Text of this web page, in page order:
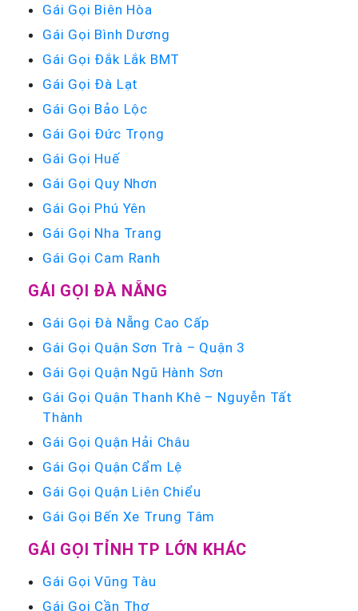
Gái Gọi Biên Hòa
Gái Gọi Bình Dương
Gái Gọi Đắk Lắk BMT
Gái Gọi Đà Lạt
Gái Gọi Bảo Lộc
Gái Gọi Đức Trọng
Gái Gọi Huế
Gái Gọi Quy Nhơn
Gái Gọi Phú Yên
Gái Gọi Nha Trang
Gái Gọi Cam Ranh
GÁI GỌI ĐÀ NẴNG
Gái Gọi Đà Nẵng Cao Cấp
Gái Gọi Quận Sơn Trà – Quận 3
Gái Gọi Quận Ngũ Hành Sơn
Gái Gọi Quận Thanh Khê – Nguyễn Tất
Thành
Gái Gọi Quận Hải Châu
Gái Gọi Quận Cẩm Lệ
Gái Gọi Quận Liên Chiểu
Gái Gọi Bến Xe Trung Tâm
GÁI GỌI TỈNH TP LỚN KHÁC
Gái Gọi Vũng Tàu
Gái Gọi Cần Thơ